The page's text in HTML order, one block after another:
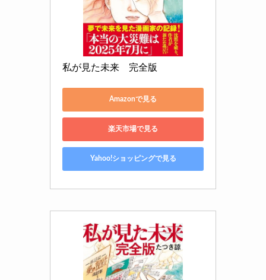
私が見た未来　完全版
Amazonで見る
楽天市場で見る
Yahoo!ショッピングで見る